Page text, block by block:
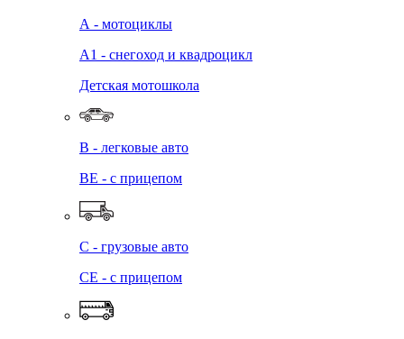
А - мотоциклы
A1 - снегоход и квадроцикл
Детская мотошкола
B - легковые авто
BE - с прицепом
C - грузовые авто
СЕ - с прицепом